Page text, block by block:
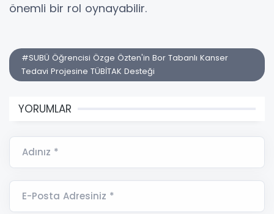
önemli bir rol oynayabilir.
#SUBÜ Öğrencisi Özge Özten'in Bor Tabanlı Kanser
Tedavi Projesine TÜBİTAK Desteği
YORUMLAR
Adınız *
E-Posta Adresiniz *